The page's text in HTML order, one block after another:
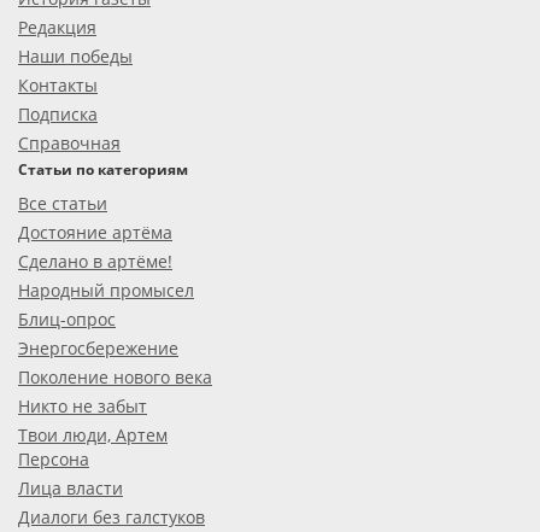
Редакция
Наши победы
Контакты
Подписка
Справочная
Статьи по категориям
Все статьи
Достояние артёма
Сделано в артёме!
Народный промысел
Блиц-опрос
Энергосбережение
Поколение нового века
Никто не забыт
Твои люди, Артем
Персона
Лица власти
Диалоги без галстуков